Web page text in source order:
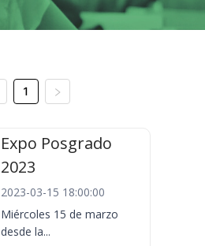
1
Expo Posgrado
2023
2023-03-15 18:00:00
Miércoles 15 de marzo
desde la...